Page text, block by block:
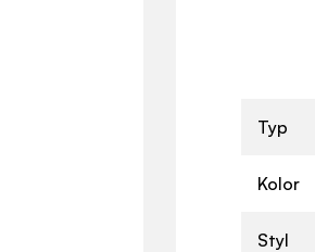
Typ
Kolor
Styl